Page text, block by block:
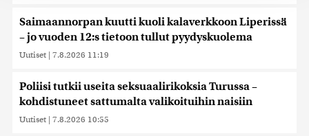
alan kumppaneillemme tietoja siitä, miten käytät
sivustoamme. Kumppanimme voivat yhdistää näitä
tietoja muihin tietoihin, joita olet antanut heille tai joita on
saatetaan myös siirtää ulkomaille.
Saimaannorpan kuutti kuoli kalaverkkoon Liperissä
– jo vuoden 12:s tietoon tullut pyydyskuolema
Uutiset | 7.8.2026 11:19
Poliisi tutkii useita seksuaalirikoksia Turussa –
kohdistuneet sattumalta valikoituihin naisiin
Uutiset | 7.8.2026 10:55